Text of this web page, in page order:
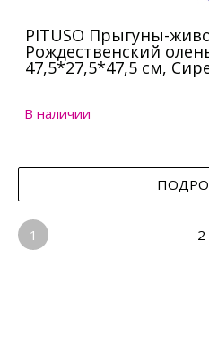
PITUSO Прыгуны-
Рождественский
47,5*27,5*47,5 см,
В наличии
1 2